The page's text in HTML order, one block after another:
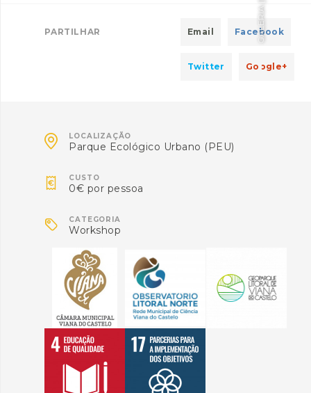
GALERIA [
PARTILHAR Email Facebook
Twitter Google+
 LOCALIZAÇÃO
Parque Ecológico Urbano (PEU)
 CUSTO
0€ por pessoa
 CATEGORIA
Workshop